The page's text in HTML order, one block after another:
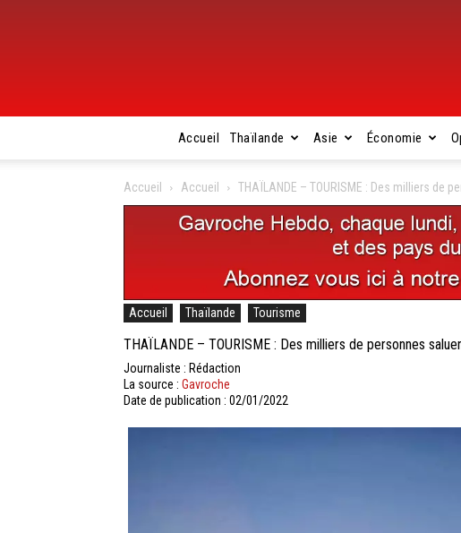
Accueil Thaïlande Asie Économie
Accueil Accueil THAÏLANDE – TOURISME : Des milliers de
Accueil Thaïlande Tourisme
THAÏLANDE – TOURISME : Des milliers de personnes
Journaliste : Rédaction
La source : Gavroche
Date de publication : 02/01/2022